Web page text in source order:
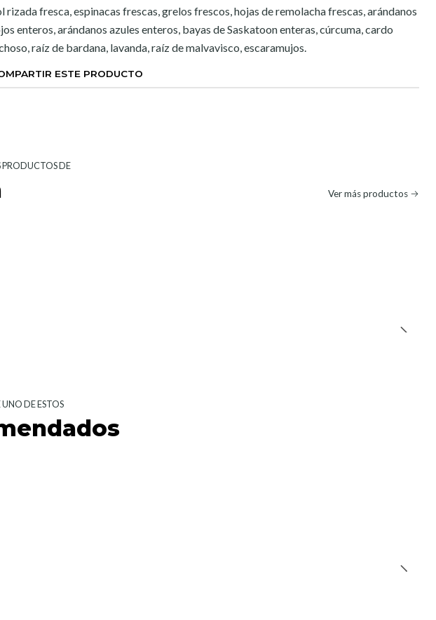
rizada fresca, espinacas frescas, grelos frescos, hojas de remolacha frescas, arándanos
enteros, arándanos azules enteros, bayas de Saskatoon enteras, cúrcuma, cardo
raíz de bardana, lavanda, raíz de malvavisco, escaramujos.
ESTE PRODUCTO
PRODUCTOS DE
Ver más productos
DE ESTOS